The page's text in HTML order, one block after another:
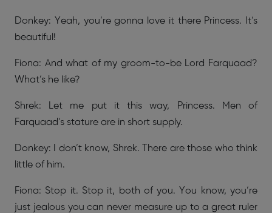
Donkey: Yeah, you’re gonna love it there Princess. It’s
beautiful!
Fiona: And what of my groom-to-be Lord Farquaad?
What’s he like?
Shrek: Let me put it this way, Princess. Men of
Farquaad’s stature are in short supply.
Donkey: I don’t know, Shrek. There are those who think
little of him.
Fiona: Stop it. Stop it, both of you. You know, you’re
just jealous you can never measure up to a great ruler